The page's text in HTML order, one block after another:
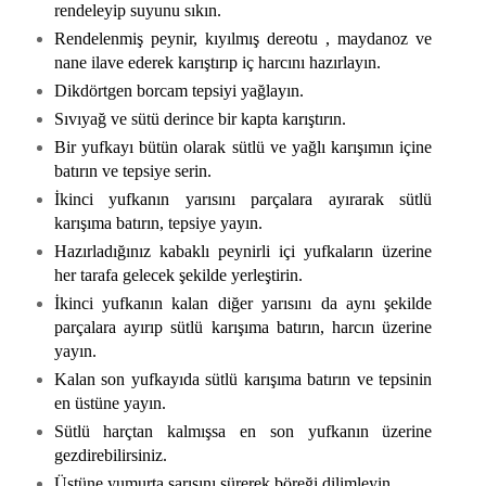
rendeleyip suyunu sıkın.
Rendelenmiş peynir, kıyılmış dereotu , maydanoz ve
nane ilave ederek karıştırıp iç harcını hazırlayın.
Dikdörtgen borcam tepsiyi yağlayın.
Sıvıyağ ve sütü derince bir kapta karıştırın.
Bir yufkayı bütün olarak sütlü ve yağlı karışımın içine
batırın ve tepsiye serin.
İkinci yufkanın yarısını parçalara ayırarak sütlü
karışıma batırın, tepsiye yayın.
Hazırladığınız kabaklı peynirli içi yufkaların üzerine
her tarafa gelecek şekilde yerleştirin.
İkinci yufkanın kalan diğer yarısını da aynı şekilde
parçalara ayırıp sütlü karışıma batırın, harcın üzerine
yayın.
Kalan son yufkayıda sütlü karışıma batırın ve tepsinin
en üstüne yayın.
Sütlü harçtan kalmışsa en son yufkanın üzerine
gezdirebilirsiniz.